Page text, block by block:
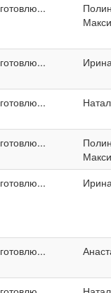
готовлю...
готовлю...
готовлю...
готовлю...
готовлю...
готовлю...